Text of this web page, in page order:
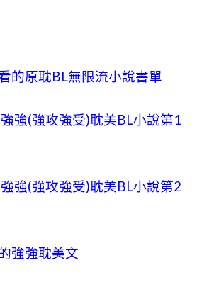
的原耽BL無限流小說書單
強(強攻強受)耽美BL小說第1
強(強攻強受)耽美BL小說第2
強強耽美文